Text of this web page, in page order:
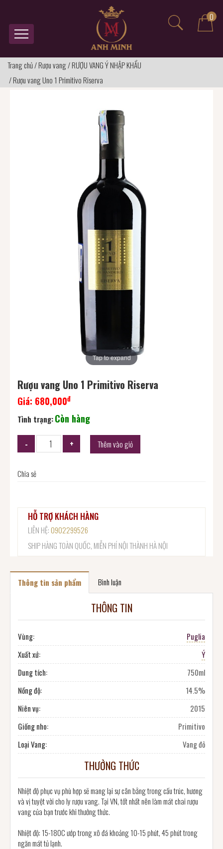
0
Trang chủ/Rượu vang/RƯỢU VANG Ý NHẬP KHẨU
/Rượu vang Uno 1 Primitivo Riserva
Tap to expand
Rượu vang Uno 1 Primitivo Riserva
Giá: 680,000đ
Tình trạng:Còn hàng
Thêm vào giỏ
Chia sẻ
HỖ TRỢ KHÁCH HÀNG
LIÊN HỆ:0902299526
SHIP HÀNG TOÀN QUỐC, MIỄN PHÍ NỘI THÀNH HÀ NỘI
Thông tin sản phẩm Bình luận
THÔNG TIN
Vùng:
Puglia
Xuất xứ:
Ý
Dung tích:
750ml
Nồng độ:
14.5%
Niên vụ:
2015
Giống nho:
Primitivo
Loại Vang:
Vang đỏ
THƯỞNG THỨC
Nhiệt độ phục vụ phù hợp sẽ mang lại sự cân bằng trong cấu trúc, hương
và vị tuyệt vời cho ly rượu vang. Tại VN, tốt nhất nên làm mát chai rượu
vang của bạn trước khi thưởng thức.
Nhiệt độ: 15-180C ướp trong xô đá khoảng 10-15 phút, 45 phút trong
ngăn mát tủ lạnh.